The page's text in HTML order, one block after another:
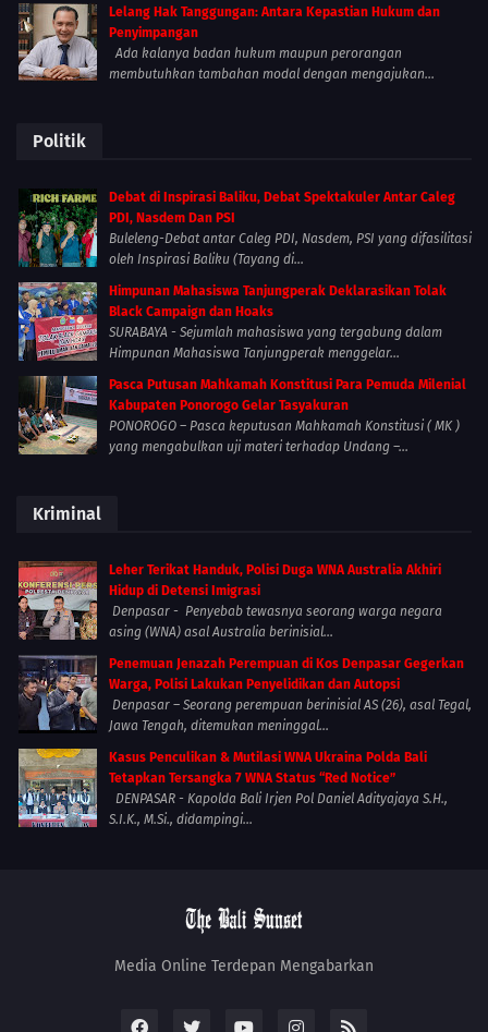
Lelang Hak Tanggungan: Antara Kepastian Hukum dan
Penyimpangan
Ada kalanya badan hukum maupun perorangan
membutuhkan tambahan modal dengan mengajukan...
Politik
Debat di Inspirasi Baliku, Debat Spektakuler Antar Caleg
PDI, Nasdem Dan PSI
Buleleng-Debat antar Caleg PDI, Nasdem, PSI yang difasilitasi
oleh Inspirasi Baliku (Tayang di...
Himpunan Mahasiswa Tanjungperak Deklarasikan Tolak
Black Campaign dan Hoaks
SURABAYA - Sejumlah mahasiswa yang tergabung dalam
Himpunan Mahasiswa Tanjungperak menggelar...
Pasca Putusan Mahkamah Konstitusi Para Pemuda Milenial
Kabupaten Ponorogo Gelar Tasyakuran
PONOROGO – Pasca keputusan Mahkamah Konstitusi ( MK )
yang mengabulkan uji materi terhadap Undang –...
Kriminal
Leher Terikat Handuk, Polisi Duga WNA Australia Akhiri
Hidup di Detensi Imigrasi
Denpasar - Penyebab tewasnya seorang warga negara
asing (WNA) asal Australia berinisial...
Penemuan Jenazah Perempuan di Kos Denpasar Gegerkan
Warga, Polisi Lakukan Penyelidikan dan Autopsi
Denpasar – Seorang perempuan berinisial AS (26), asal Tegal,
Jawa Tengah, ditemukan meninggal...
Kasus Penculikan & Mutilasi WNA Ukraina Polda Bali
Tetapkan Tersangka 7 WNA Status “Red Notice”
DENPASAR - Kapolda Bali Irjen Pol Daniel Adityajaya S.H.,
S.I.K., M.Si., didampingi...
Media Online Terdepan Mengabarkan